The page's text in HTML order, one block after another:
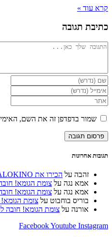
קרא עוד »
כתיבת תגובה
להגיב
הזן
את
השם
שלך
או
שם
משתמש
כדי
הזן
את
כתובת
דואר
האלקטרוני
שלך
כדי
הזן
את
כתובת
האינטרנט
שלך
שמור בדפדפן זה את השם,
תגובות אחרונות
זהבה על הכירו את ALOKINO – מרכז לטיפולי אסתטיקה
אמא נגה על צומת הגומא!
אמא נגה על צומת הגומא!
בוריס בוחבוט על צומת
אורנה על צומת הגומא! חובה
FacebookYoutube Instagram